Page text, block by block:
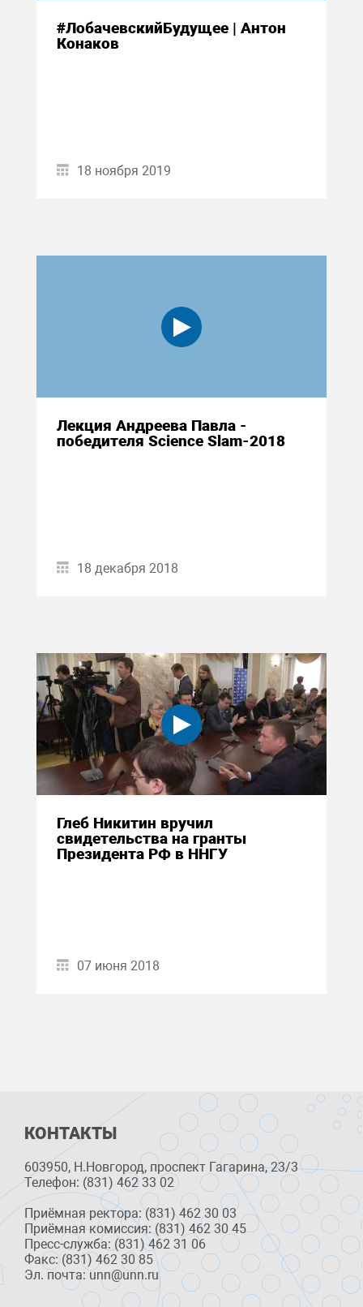
#ЛобачевскийБудущее | Антон
Конаков
18 ноября 2019
Лекция Андреева Павла -
победителя Science Slam-2018
18 декабря 2018
Глеб Никитин вручил
свидетельства на гранты
Президента РФ в ННГУ
07 июня 2018
КОНТАКТЫ
603950, Н.Новгород, проспект Гагарина, 23/3
Телефон: (831) 462 33 02
Приёмная ректора: (831) 462 30 03
Приёмная комиссия: (831) 462 30 45
Пресс-служба: (831) 462 31 06
Факс: (831) 462 30 85
Эл. почта: unn@unn.ru